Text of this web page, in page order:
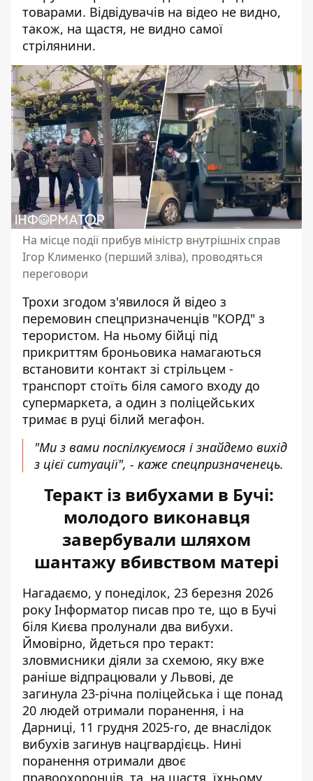
товарами. Відвідувачів на відео не видно,
також, на щастя, не видно самої
стрілянини.
На місце події прибув міністр внутрішніх справ
Ігор Клименко (перший зліва), проводяться
переговори
Трохи згодом з'явилося й відео з
перемовин спецпризначенців "КОРД" з
терористом. На ньому бійці під
прикриттям броньовика намагаються
встановити контакт зі стрільцем -
транспорт стоїть біля самого входу до
супермаркета, а один з поліцейських
тримає в руці білий мегафон.
"Ми з вами поспілкуємося і знайдемо вихід
з цієї ситуації", - каже спецпризначенець.
Теракт із вибухами в Бучі:
молодого виконавця
завербували шляхом
шантажу вбивством матері
Нагадаємо, у понеділок, 23 березня 2026
року Інформатор писав про те, що в Бучі
біля Києва пролунали два вибухи.
Ймовірно, йдеться про теракт:
зловмисники діяли за схемою, яку вже
раніше відпрацювали у Львові, де
загинула 23-річна поліцейська і ще понад
20 людей отримали поранення, і на
Дарниці, 11 грудня 2025-го, де внаслідок
вибухів загинув нацгвардієць. Нині
поранення отримали двоє
правоохоронців, та, на щастя, їхньому